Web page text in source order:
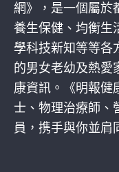
網》，是一個屬於
養生保健、均衡生
學科技新知等等各
的男女老幼及熱愛
康資訊。《明報健
士、物理治療師、
員，携手與你並肩